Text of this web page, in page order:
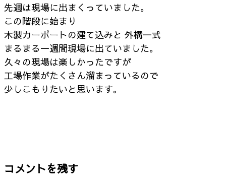
先週は現場に出まくっていました。
この階段に始まり
木製カーポートの建て込みと 外構一式
まるまる一週間現場に出ていました。
久々の現場は楽しかったですが
工場作業がたくさん溜まっているので
少しこもりたいと思います。
コメントを残す